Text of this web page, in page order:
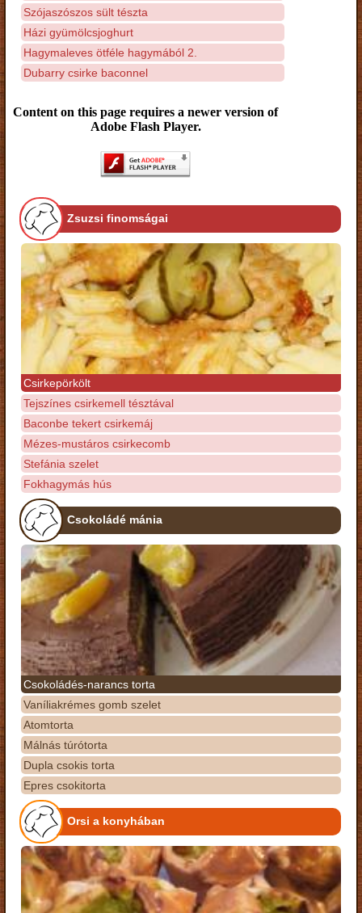
Szójaszószos sült tészta
Házi gyümölcsjoghurt
Hagymaleves ötféle hagymából 2.
Dubarry csirke baconnel
Content on this page requires a newer version of
Adobe Flash Player.
Zsuzsi finomságai
Csirkepörkölt
Tejszínes csirkemell tésztával
Baconbe tekert csirkemáj
Mézes-mustáros csirkecomb
Stefánia szelet
Fokhagymás hús
Csokoládé mánia
Csokoládés-narancs torta
Vaníliakrémes gomb szelet
Atomtorta
Málnás túrótorta
Dupla csokis torta
Epres csokitorta
Orsi a konyhában